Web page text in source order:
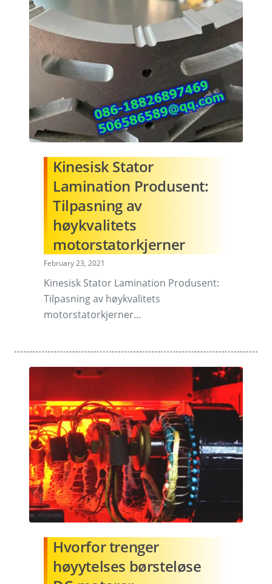
Kinesisk Stator
Lamination Produsent:
Tilpasning av
høykvalitets
motorstatorkjerner
February 23, 2021
Kinesisk Stator Lamination Produsent:
Tilpasning av høykvalitets
motorstatorkjerner...
Hvorfor trenger
høyytelses børsteløse